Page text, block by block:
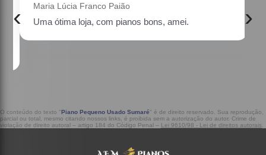
Maria Lúcia Franco Paião
Uma ótima loja, com pianos bons, amei.
‹ ›
O conteúdo do texto "Piano Pequeno Usado Sumaré" é de direito reservado. Sua reprodução,
parcial ou total, mesmo citando nossos links, é proibida sem a autorização do autor. Crime de
violação de direito autoral – artigo 184 do Código Penal – Lei 9610/98 - Lei de direitos autorais